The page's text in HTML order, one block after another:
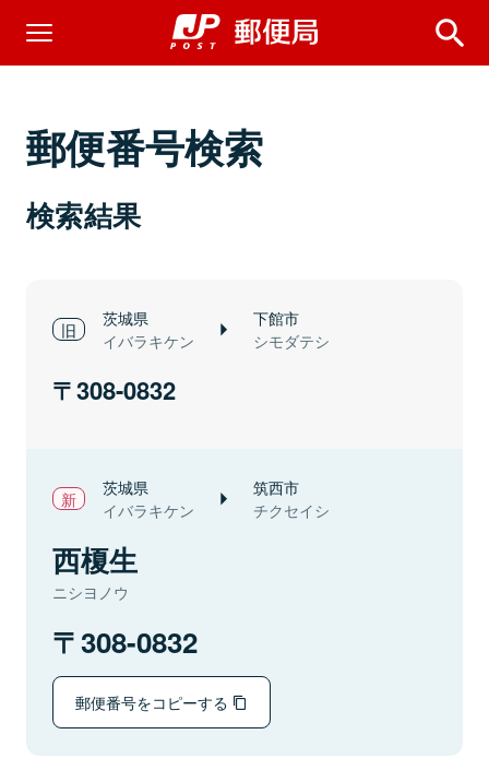
郵便番号検索
検索結果
茨城県
イバラキケン
下館市
シモダテシ
308-0832
茨城県
イバラキケン
筑西市
チクセイシ
西榎生
ニシヨノウ
308-0832
郵便番号をコピーする